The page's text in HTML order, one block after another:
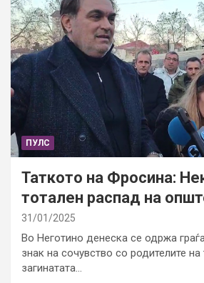
ПУЛС
Таткото на Фросина:
тотален распад на
31/01/2025
Во Неготино денеска се одржа
знак на сочувство со родителите на
загинатата…